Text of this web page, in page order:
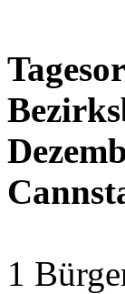
1